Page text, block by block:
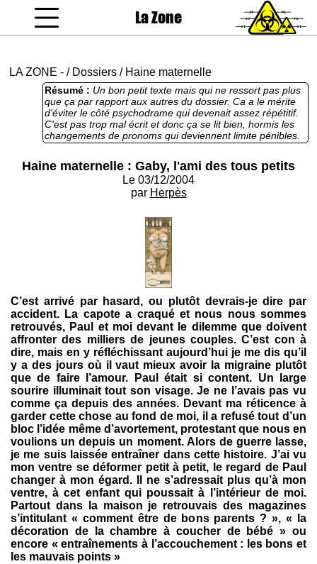
La Zone
LA ZONE - / Dossiers / Haine maternelle
Résumé : Un bon petit texte mais qui ne ressort pas plus
que ça par rapport aux autres du dossier. Ca a le mérite
d'éviter le côté psychodrame qui devenait assez répétitif.
C'est pas trop mal écrit et donc ça se lit bien, hormis les
changements de pronoms qui deviennent limite pénibles.
On sent pointer le côté rageur et la violence enfouie, mais
Haine maternelle : Gaby, l'ami des tous petits
Le 03/12/2004
par Herpès
C’est arrivé par hasard, ou plutôt devrais-je dire par
accident. La capote a craqué et nous nous sommes
retrouvés, Paul et moi devant le dilemme que doivent
affronter des milliers de jeunes couples. C’est con à
dire, mais en y réfléchissant aujourd’hui je me dis qu’il
y a des jours où il vaut mieux avoir la migraine plutôt
que de faire l’amour. Paul était si content. Un large
sourire illuminait tout son visage. Je ne l’avais pas vu
comme ça depuis des années. Devant ma réticence à
garder cette chose au fond de moi, il a refusé tout d’un
bloc l’idée même d’avortement, protestant que nous en
voulions un depuis un moment. Alors de guerre lasse,
je me suis laissée entraîner dans cette histoire. J’ai vu
mon ventre se déformer petit à petit, le regard de Paul
changer à mon égard. Il ne s’adressait plus qu’à mon
ventre, à cet enfant qui poussait à l’intérieur de moi.
Partout dans la maison je retrouvais des magazines
s’intitulant « comment être de bons parents ? », « la
décoration de la chambre à coucher de bébé » ou
encore « entraînements à l’accouchement : les bons et
les mauvais points »